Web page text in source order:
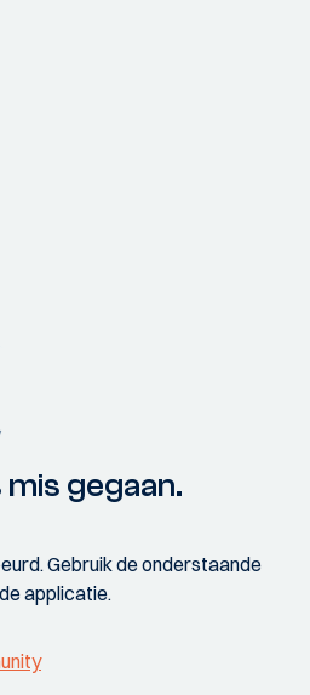
gegaan.
Gebruik de onderstaande
applicatie.